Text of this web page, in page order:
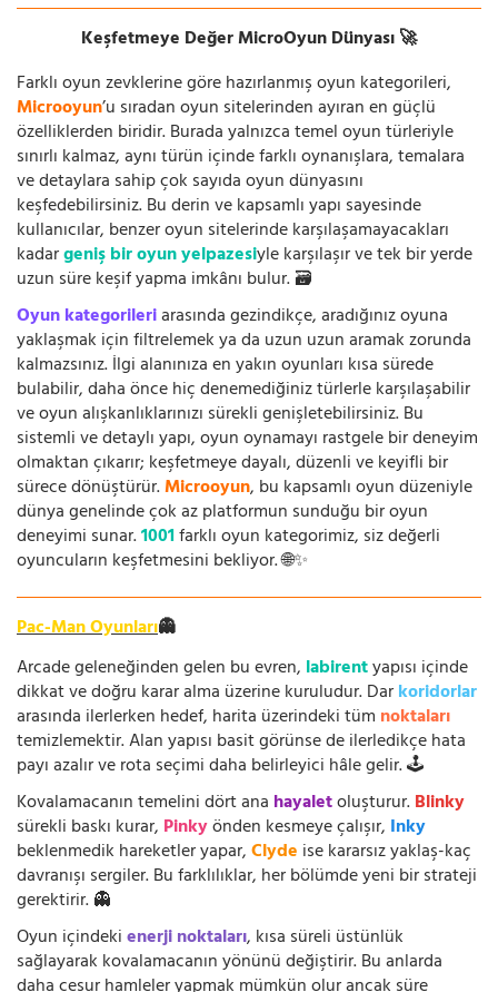
Keşfetmeye Değer MicroOyun Dünyası 🚀
Farklı oyun zevklerine göre hazırlanmış oyun kategorileri,
Microoyun’u sıradan oyun sitelerinden ayıran en güçlü
özelliklerden biridir. Burada yalnızca temel oyun türleriyle
sınırlı kalmaz, aynı türün içinde farklı oynanışlara, temalara
ve detaylara sahip çok sayıda oyun dünyasını
keşfedebilirsiniz. Bu derin ve kapsamlı yapı sayesinde
kullanıcılar, benzer oyun sitelerinde karşılaşamayacakları
kadargeniş bir oyun yelpazesiyle karşılaşır ve tek bir yerde
uzun süre keşif yapma imkânı bulur. 🗃️
Oyun kategorileriarasında gezindikçe, aradığınız oyuna
yaklaşmak için filtrelemek ya da uzun uzun aramak zorunda
kalmazsınız. İlgi alanınıza en yakın oyunları kısa sürede
bulabilir, daha önce hiç denemediğiniz türlerle karşılaşabilir
ve oyun alışkanlıklarınızı sürekli genişletebilirsiniz. Bu
sistemli ve detaylı yapı, oyun oynamayı rastgele bir deneyim
olmaktan çıkarır; keşfetmeye dayalı, düzenli ve keyifli bir
sürece dönüştürür.Microoyun, bu kapsamlı oyun düzeniyle
dünya genelinde çok az platformun sunduğu bir oyun
deneyimi sunar.1001farklı oyun kategorimiz, siz değerli
oyuncuların keşfetmesini bekliyor. 🌐✨
Pac-Man Oyunları👻
Arcade geleneğinden gelen bu evren, labirentyapısı içinde
dikkat ve doğru karar alma üzerine kuruludur. Darkoridorlar
arasında ilerlerken hedef, harita üzerindeki tüm noktaları
temizlemektir. Alan yapısı basit görünse de ilerledikçe hata
payı azalır ve rota seçimi daha belirleyici hâle gelir. 🕹️
Kovalamacanın temelini dört ana hayaletoluşturur.Blinky
sürekli baskı kurar, Pinkyönden kesmeye çalışır, Inky
beklenmedik hareketler yapar,Clyde ise kararsız yaklaş-kaç
davranışı sergiler. Bu farklılıklar, her bölümde yeni bir strateji
gerektirir. 👻
Oyun içindekienerji noktaları, kısa süreli üstünlük
sağlayarak kovalamacanın yönünü değiştirir. Bu anlarda